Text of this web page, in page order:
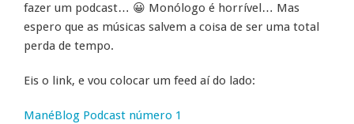
fazer um podcast… 😀 Monólogo é horrível… Mas
espero que as músicas salvem a coisa de ser uma total
perda de tempo.
Eis o link, e vou colocar um feed aí do lado:
ManéBlog Podcast número 1